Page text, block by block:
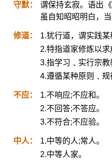
守默：
谓保持玄寂。语出
虽自知昭昭明白，
修道：
1.犹行道，谓实践某
2.特指道家修炼以求
3.指学习﹑实行宗教
4.遵循某种原则﹑规
不应：
1.不响应;不应和。
2.不回答;不答应。
3.不符合;不应验。
中人：
1.中等的人;常人。
2.中等人家。